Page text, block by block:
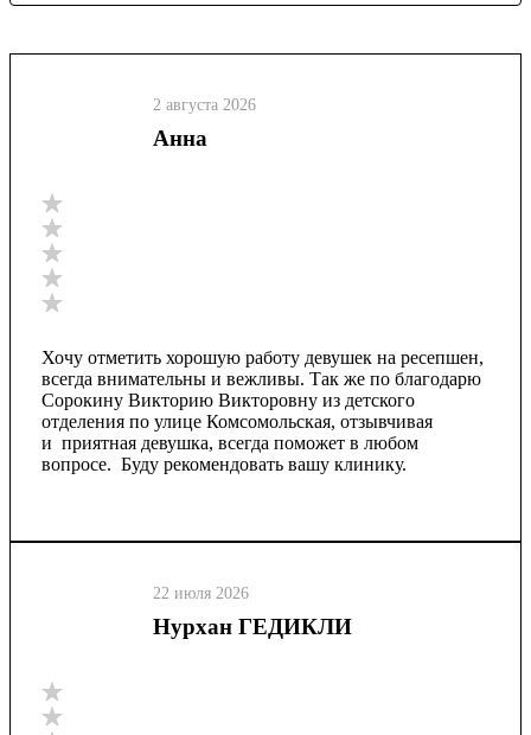
2 августа 2026
Анна
Хочу отметить хорошую работу девушек на ресепшен,
всегда внимательны и вежливы. Так же по благодарю
Сорокину Викторию Викторовну из детского
отделения по улице Комсомольская, отзывчивая
и приятная девушка, всегда поможет в любом
вопросе. Буду рекомендовать вашу клинику.
22 июля 2026
Нурхан ГЕДИКЛИ